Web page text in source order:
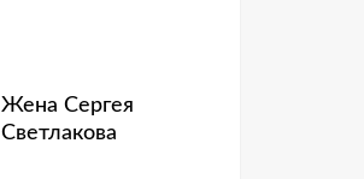
Жена Сергея
Светлакова